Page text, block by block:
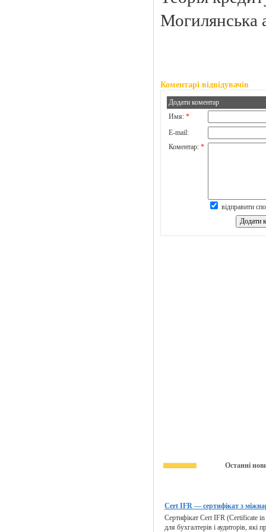
Могилянська
Коментарі відвідувачів
Додати коментар
Имя: *
E-mail:
Коментар: *
відправити
Останні
Cert IFR — сертифікат з
Сертифікат Cert IFR (Certificate
для бухгалтерів і аудиторів, які